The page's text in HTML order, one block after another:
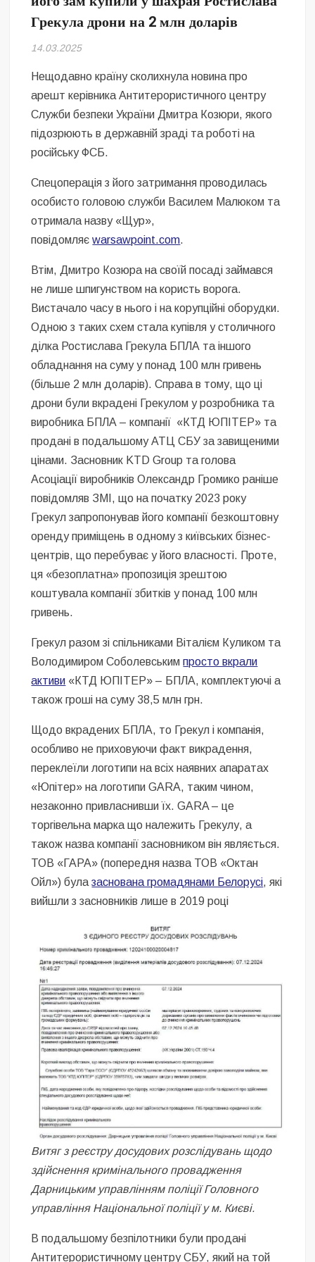
Безугла закликає валити Сирського
Світові бренди одягу та взуття: розвиток ринку та вплив на
сучасну моду
Командувач ВМС Неїжпапа закликав не дестабілізувати ситуацію
навколо керівництва армії
Грекула дрони на 2 млн доларів
14.03.2025
Нещодавно країну сколихнула новина про
арешт керівника Антитерористичного центру
Служби безпеки України Дмитра Козюри, якого
підозрюють в державній зраді та роботі на
російську ФСБ.
Спецоперація з його затримання проводилась
особисто головою служби Василем Малюком та
отримала назву «Щур»,
повідомляєwarsawpoint.com.
Втім, Дмитро Козюра на своїй посаді займався
не лише шпигунством на користь ворога.
Вистачало часу в нього і на корупційні оборудки.
Одною з таких схем стала купівля у столичного
ділка Ростислава Грекула БПЛА та іншого
обладнання на суму у понад 100 млн гривень
(більше 2 млн доларів). Справа в тому, що ці
дрони були вкрадені Грекулом у розробника та
виробника БПЛА – компанії «КТД ЮПІТЕР» та
продані в подальшому АТЦ СБУ за завищеними
цінами. Засновник KTD Group та голова
Асоціації виробників Олександр Громико раніше
повідомляв ЗМІ, що на початку 2023 року
Грекул запропонував його компанії безкоштовну
оренду приміщень в одному з київських бізнес-
центрів, що перебуває у його власності. Проте,
ця «безоплатна» пропозиція зрештою
коштувала компанії збитків у понад 100 млн
гривень.
Грекул разом зі спільниками Віталієм Куликом та
Володимиром Соболевськимпросто вкрали
активи «КТД ЮПІТЕР» – БПЛА, комплектуючі а
також гроші на суму 38,5 млн грн.
Щодо вкрадених БПЛА, то Грекул і компанія,
особливо не приховуючи факт викрадення,
переклеїли логотипи на всіх наявних апаратах
«Юпітер» на логотипи GARA, таким чином,
незаконно привласнивши їх. GARA – це
торгівельна марка що належить Грекулу, а
також назва компанії засновником він являється.
ТОВ «ГАРА» (попередня назва ТОВ «Октан
Ойл») булазаснована громадянами Белорусі, які
вийшли з засновників лише в 2019 році
Витяг з реєстру досудових розслідувань щодо
здійснення кримінального провадження
Дарницьким управлінням поліції Головного
управління Національної поліції у м. Києві.
В подальшому безпілотники були продані
Антитерористичному центру СБУ, який на той